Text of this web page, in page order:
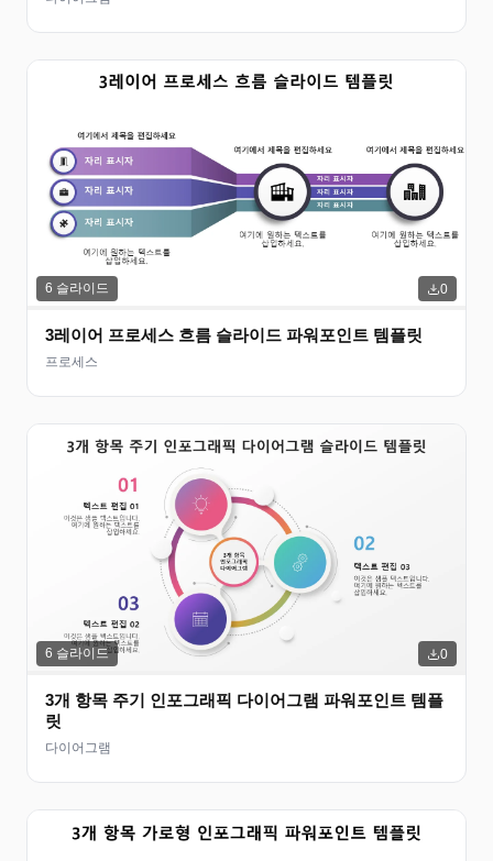
6 슬라이드 0
3레이어 프로세스 흐름 슬라이드 파워포인트 템플릿
프로세스
6 슬라이드 0
3개 항목 주기 인포그래픽 다이어그램 파워포인트 템플
릿
다이어그램